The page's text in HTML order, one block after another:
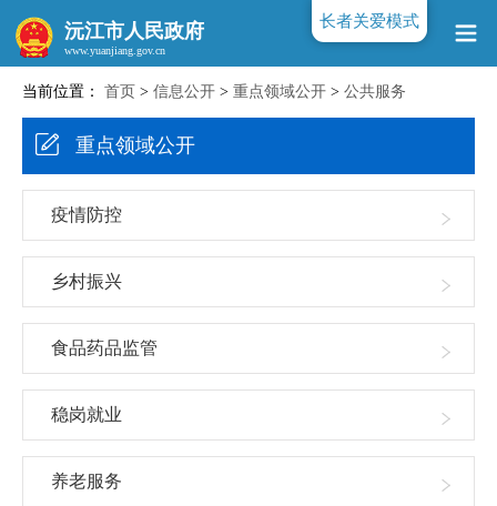
沅江市人民政府
www.yuanjiang.gov.cn
当前位置： 首页 > 信息公开 > 重点领域公开 > 公共服务
重点领域公开
疫情防控
乡村振兴
食品药品监管
稳岗就业
养老服务
长者关爱模式